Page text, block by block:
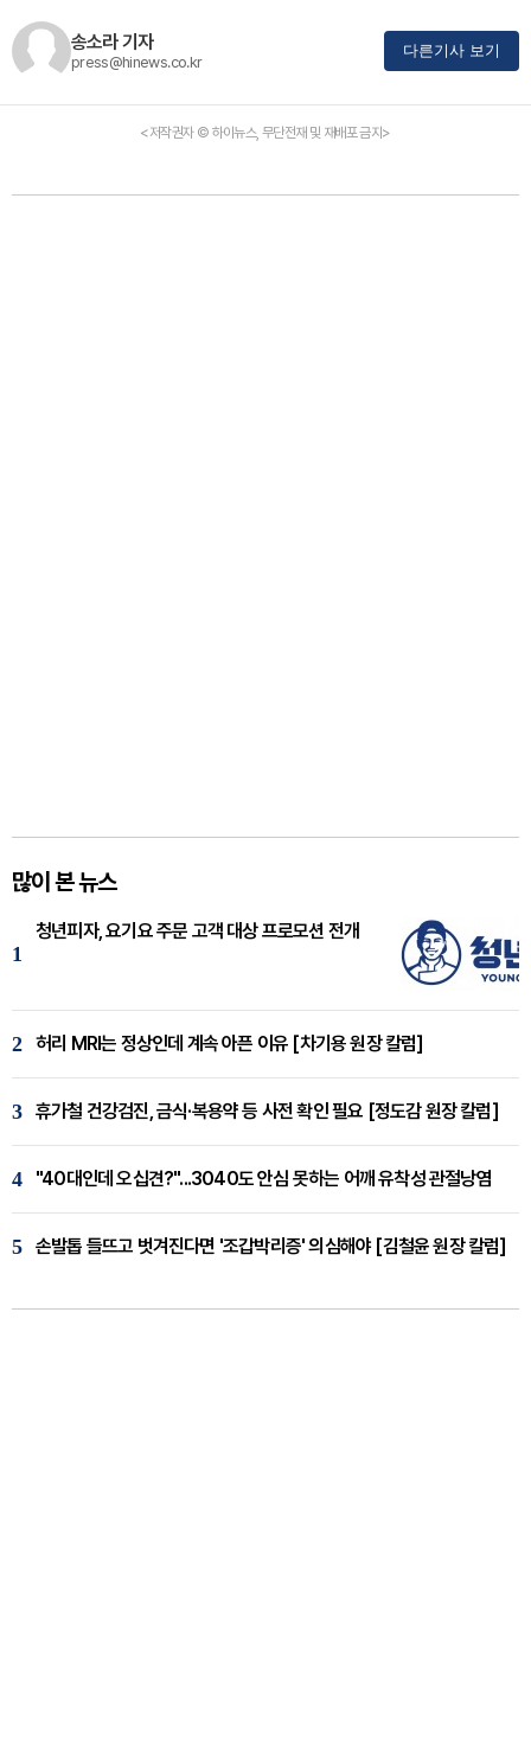
송소라 기자
press@hinews.co.kr
다른기사 보기
<저작권자 © 하이뉴스, 무단전재 및 재배포 금지>
많이 본 뉴스
1
청년피자, 요기요 주문 고객 대상 프로모션 전개
2 허리 MRI는 정상인데 계속 아픈 이유 [차기용 원장 칼럼]
3 휴가철 건강검진, 금식·복용약 등 사전 확인 필요 [정도감 원장 칼럼]
4 "40대인데 오십견?"...3040도 안심 못하는 어깨 유착성 관절낭염
5 손발톱 들뜨고 벗겨진다면 '조갑박리증' 의심해야 [김철윤 원장 칼럼]